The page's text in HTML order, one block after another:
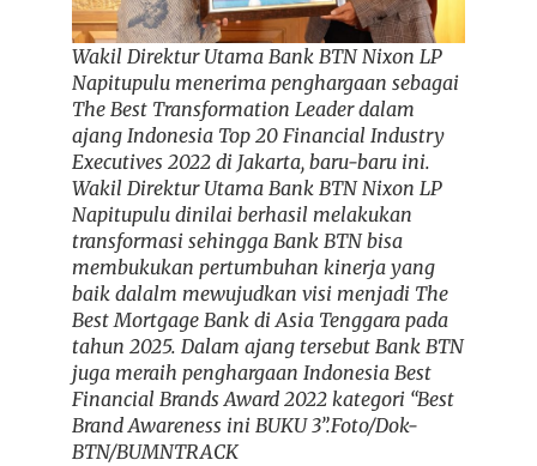
Wakil Direktur Utama Bank BTN Nixon LP
Napitupulu menerima penghargaan sebagai
The Best Transformation Leader dalam
ajang Indonesia Top 20 Financial Industry
Executives 2022 di Jakarta, baru-baru ini.
Wakil Direktur Utama Bank BTN Nixon LP
Napitupulu dinilai berhasil melakukan
transformasi sehingga Bank BTN bisa
membukukan pertumbuhan kinerja yang
baik dalalm mewujudkan visi menjadi The
Best Mortgage Bank di Asia Tenggara pada
tahun 2025. Dalam ajang tersebut Bank BTN
juga meraih penghargaan Indonesia Best
Financial Brands Award 2022 kategori “Best
Brand Awareness ini BUKU 3”.Foto/Dok-
BTN/BUMNTRACK